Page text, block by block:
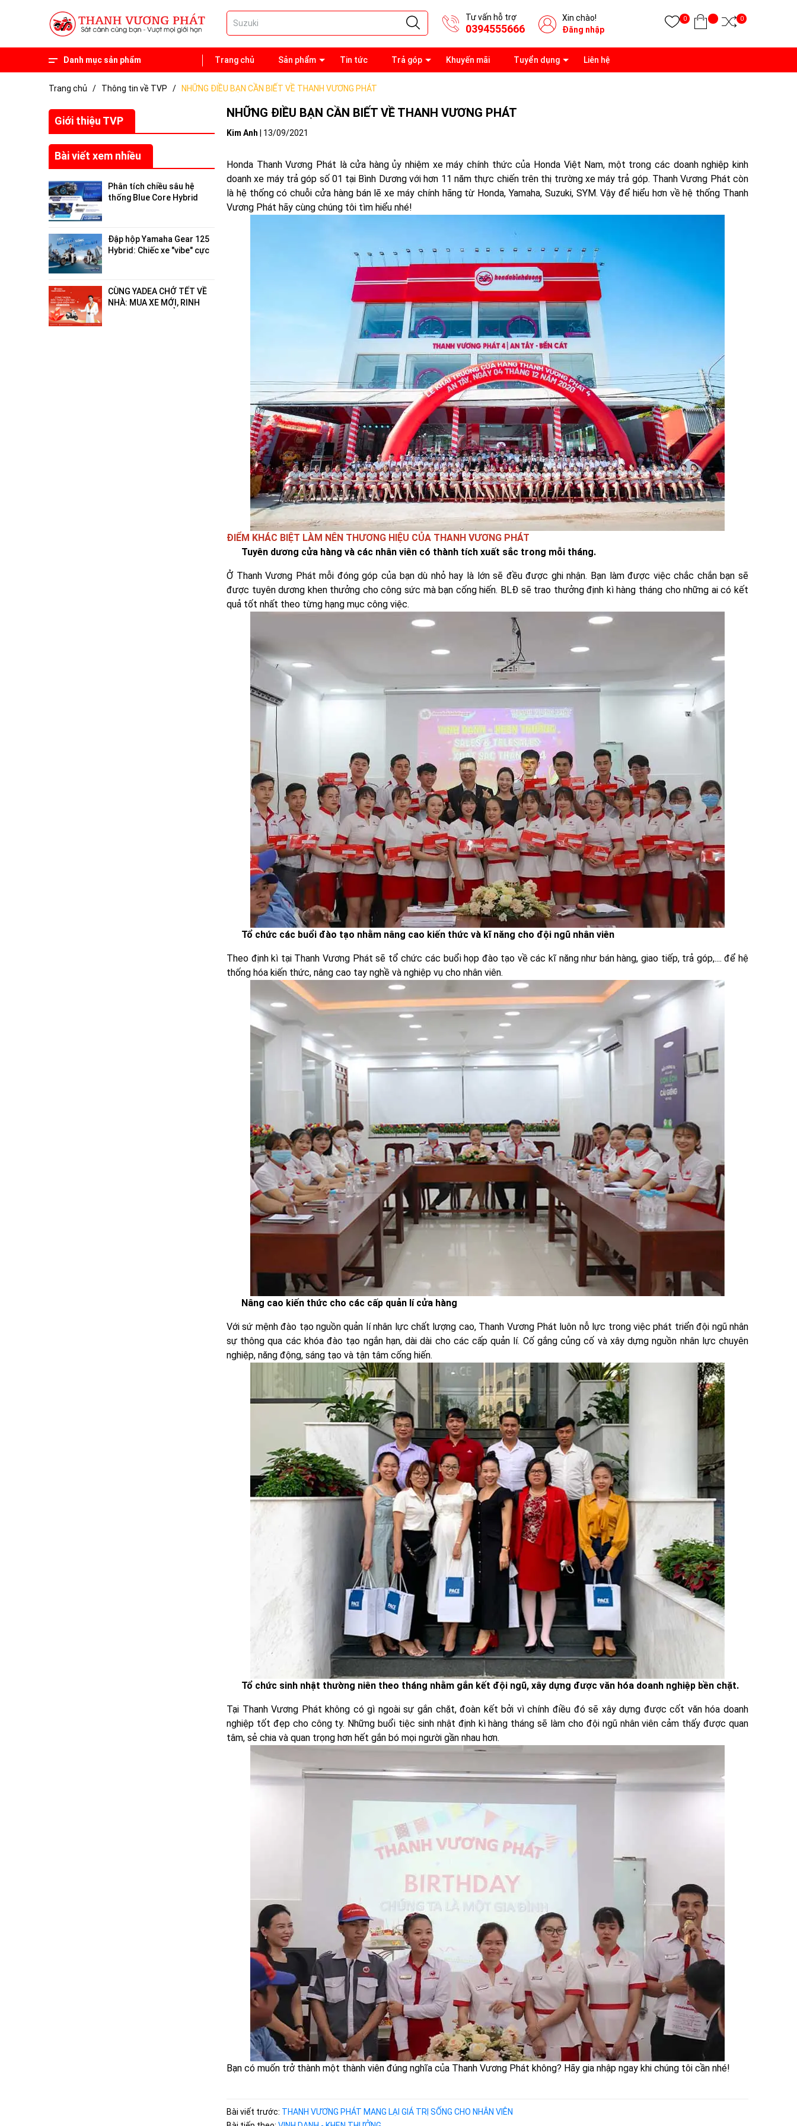
Tư vấn hỗ trợ
0394555666
Xin chào!
Đăng nhập
0 0
Danh mục sản phẩm Trang chủ Sản phẩm Tin tức Trả góp Khuyến mãi Tuyển dụng Liên hệ
Trang chủ / Thông tin về TVP / NHỮNG ĐIỀU BẠN CẦN BIẾT VỀ THANH VƯƠNG PHÁT
Giới thiệu TVP
Bài viết xem nhiều
Phân tích chiều sâu hệ
thống Blue Core Hybrid
Đập hộp Yamaha Gear 125
Hybrid: Chiếc xe "vibe" cực
CÙNG YADEA CHỞ TẾT VỀ
NHÀ: MUA XE MỚI, RINH
NHỮNG ĐIỀU BẠN CẦN BIẾT VỀ THANH VƯƠNG PHÁT
Kim Anh 13/09/2021
Honda Thanh Vương Phát là cửa hàng ủy nhiệm xe máy chính thức của Honda Việt Nam, một trong các doanh nghiệp kinh
doanh xe máy trả góp số 01 tại Bình Dương với hơn 11 năm thực chiến trên thị trường xe máy trả góp. Thanh Vương Phát còn
là hệ thống có chuỗi cửa hàng bán lẽ xe máy chính hãng từ Honda, Yamaha, Suzuki, SYM. Vậy để hiểu hơn về hệ thống Thanh
Vương Phát hãy cùng chúng tôi tìm hiểu nhé!
ĐIỂM KHÁC BIỆT LÀM NÊN THƯƠNG HIỆU CỦA THANH VƯƠNG PHÁT
Tuyên dương cửa hàng và các nhân viên có thành tích xuất sắc trong mỗi tháng.
Ở Thanh Vương Phát mỗi đóng góp của bạn dù nhỏ hay là lớn sẽ đều được ghi nhận. Bạn làm được việc chắc chắn bạn sẽ
được tuyên dương khen thưởng cho công sức mà bạn cống hiến. BLĐ sẽ trao thưởng định kì hàng tháng cho những ai có kết
quả tốt nhất theo từng hạng mục công việc.
Tổ chức các buổi đào tạo nhằm nâng cao kiến thức và kĩ năng cho đội ngũ nhân viên
Theo định kì tại Thanh Vương Phát sẽ tổ chức các buổi họp đào tạo về các kĩ năng như bán hàng, giao tiếp, trả góp,.... để hệ
thống hóa kiến thức, nâng cao tay nghề và nghiệp vụ cho nhân viên.
Nâng cao kiến thức cho các cấp quản lí cửa hàng
Với sứ mệnh đào tạo nguồn quản lí nhân lực chất lượng cao, Thanh Vương Phát luôn nỗ lực trong việc phát triển đội ngũ nhân
sự thông qua các khóa đào tạo ngắn hạn, dài dài cho các cấp quản lí. Cố gắng củng cố và xây dựng nguồn nhân lực chuyên
nghiệp, năng động, sáng tạo và tận tâm cống hiến.
Tổ chức sinh nhật thường niên theo tháng nhằm gắn kết đội ngũ, xây dựng được văn hóa doanh nghiệp bền chặt.
Tại Thanh Vương Phát không có gì ngoài sự gắn chặt, đoàn kết bởi vì chính điều đó sẽ xây dựng được cốt văn hóa doanh
nghiệp tốt đẹp cho công ty. Những buổi tiệc sinh nhật định kì hàng tháng sẽ làm cho đội ngũ nhân viên cảm thấy được quan
tâm, sẻ chia và quan trọng hơn hết gắn bó mọi người gần nhau hơn.
Bạn có muốn trở thành một thành viên đúng nghĩa của Thanh Vương Phát không? Hãy gia nhập ngay khi chúng tôi cần nhé!
Bài viết trước: THANH VƯƠNG PHÁT MANG LẠI GIÁ TRỊ SỐNG CHO NHÂN VIÊN